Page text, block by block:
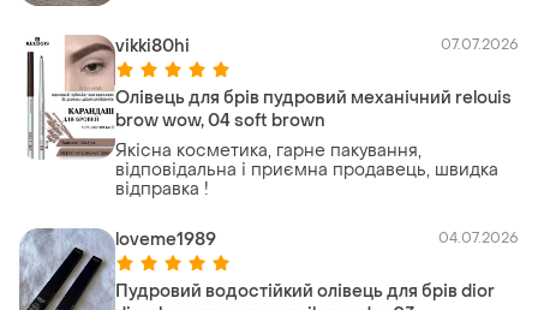
vikki80hi 07.07.2026
Олівець для брів пудровий механічний relouis
brow wow, 04 soft brown
Якісна косметика, гарне пакування,
відповідальна і приємна продавець, швидка
відправка !
loveme1989 04.07.2026
Пудровий водостійкий олівець для брів dior